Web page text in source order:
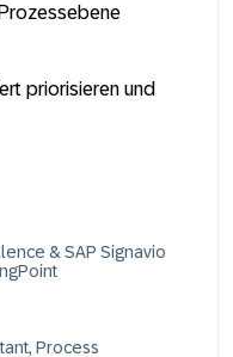
priorisieren und
& SAP Signavio
Process